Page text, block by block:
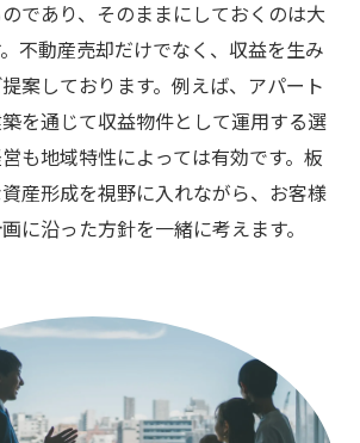
であり、そのままにしておくのは大
不動産売却だけでなく、収益を生み
案しております。例えば、アパート
を通じて収益物件として運用する選
も地域特性によっては有効です。板
産形成を視野に入れながら、お客様
に沿った方針を一緒に考えます。